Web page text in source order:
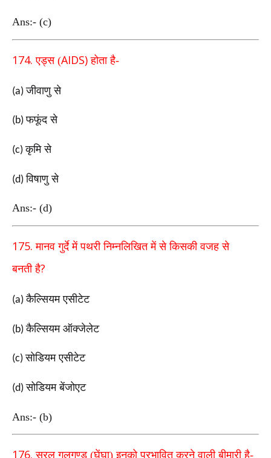
Ans:- (c)
174.एड्स (AIDS)होता है-
(a)जीवाणु से
(b)फफूंद से
(c)कृमि से
(d)विषाणु से
Ans:- (d)
175.मानव गुर्दे में पथरी निम्नलिखित में से किसकी वजह से
बनती है?
(a)कैल्सियम एसीटेट
(b)कैल्सियम ऑक्जेलेट
(c)सोडियम एसीटेट
(d)सोडियम बेंजोएट
Ans:- (b)
176.सरल गलगण्ड (घेंघा) इनको प्रभावित करने वाली बीमारी है-